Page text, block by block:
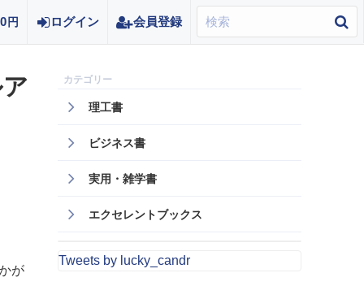
0 円 ログイン 会員登録
が
理工書
ビジネス書
実用・雑学書
エクセレントブックス
Tweets by lucky_candr